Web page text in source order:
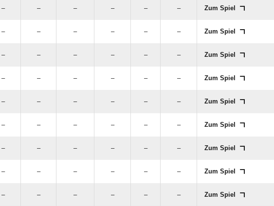
– – – – – – Zum Spiel
– – – – – – Zum Spiel
– – – – – – Zum Spiel
– – – – – – Zum Spiel
– – – – – – Zum Spiel
– – – – – – Zum Spiel
– – – – – – Zum Spiel
– – – – – – Zum Spiel
– – – – – – Zum Spiel